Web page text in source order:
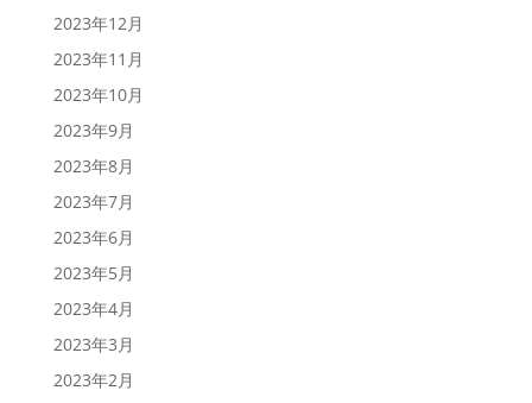
2023年12月
2023年11月
2023年10月
2023年9月
2023年8月
2023年7月
2023年6月
2023年5月
2023年4月
2023年3月
2023年2月